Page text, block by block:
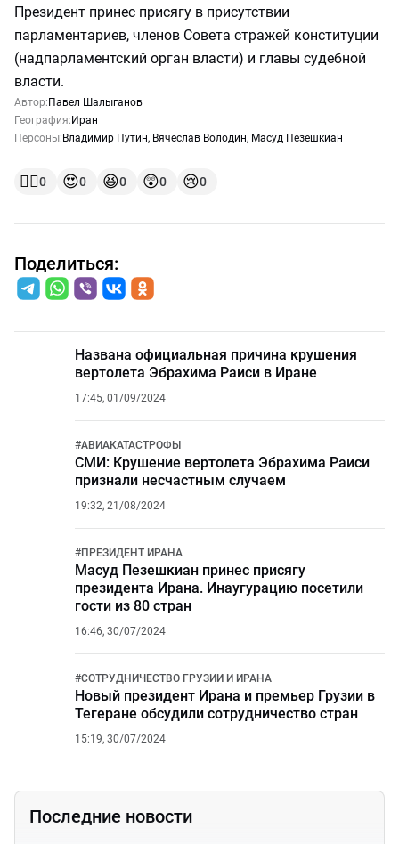
Президент принес присягу в присутствии
парламентариев, членов Совета стражей конституции
(надпарламентский орган власти) и главы судебной
власти.
Автор: Павел Шалыганов
География: Иран
Персоны: Владимир Путин, Вячеслав Володин, Масуд Пезешкиан
👍🏻0 😍0 😆0 😲0 😢0
Поделиться:
Названа официальная причина крушения
вертолета Эбрахима Раиси в Иране
17:45, 01/09/2024
#АВИАКАТАСТРОФЫ
СМИ: Крушение вертолета Эбрахима Раиси
признали несчастным случаем
19:32, 21/08/2024
#ПРЕЗИДЕНТ ИРАНА
Масуд Пезешкиан принес присягу
президента Ирана. Инаугурацию посетили
гости из 80 стран
16:46, 30/07/2024
#СОТРУДНИЧЕСТВО ГРУЗИИ И ИРАНА
Новый президент Ирана и премьер Грузии в
Тегеране обсудили сотрудничество стран
15:19, 30/07/2024
Последние новости